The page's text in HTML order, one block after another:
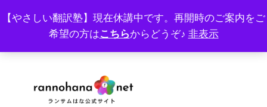
【やさしい翻訳塾】現在休講中です。再開時のご案内をご
希望の方はこちらからどうぞ♪ 非表示
プロフィール FAQ Site map JA EN